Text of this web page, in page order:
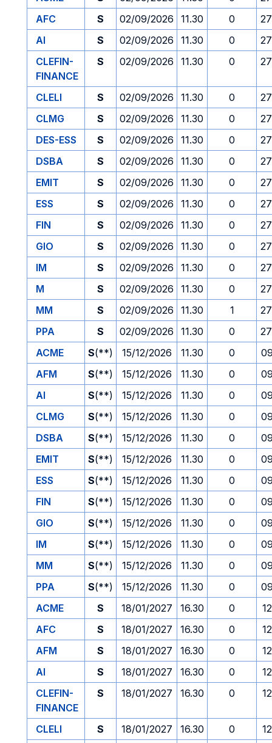
AFC
S 02/09/2026 11.30 0
AI
S 02/09/2026 11.30 0
CLEFIN-
FINANCE
S 02/09/2026 11.30 0
CLELI S 02/09/2026 11.30 0
CLMG
S 02/09/2026 11.30 0
DES-ESS
S 02/09/2026 11.30 0
DSBA
S 02/09/2026 11.30 0
EMIT
S 02/09/2026 11.30 0
ESS
S 02/09/2026 11.30 0
FIN
S 02/09/2026 11.30 0
GIO
S 02/09/2026 11.30 0
IM
S 02/09/2026 11.30 0
M
S 02/09/2026 11.30 0
MM
S 02/09/2026 11.30 1
PPA
S 02/09/2026 11.30 0
ACME
S(**) 15/12/2026 11.30 0
AFM
S(**) 15/12/2026 11.30 0
AI
S(**) 15/12/2026 11.30 0
CLMG
S(**) 15/12/2026 11.30 0
DSBA
S(**) 15/12/2026 11.30 0
EMIT
S(**) 15/12/2026 11.30 0
ESS
S(**) 15/12/2026 11.30 0
FIN
S(**) 15/12/2026 11.30 0
GIO
S(**) 15/12/2026 11.30 0
IM
S(**) 15/12/2026 11.30 0
MM
S(**) 15/12/2026 11.30 0
PPA
S(**) 15/12/2026 11.30 0
ACME
S 18/01/2027 16.30 0
AFC
S 18/01/2027 16.30 0
AFM
S 18/01/2027 16.30 0
AI
S 18/01/2027 16.30 0
CLEFIN-
FINANCE
S 18/01/2027 16.30 0
CLELI S 18/01/2027 16.30 0